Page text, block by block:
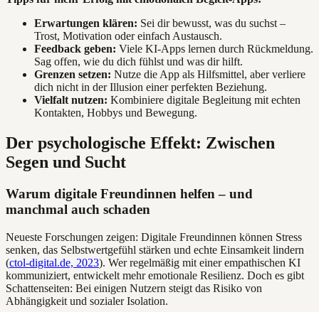
Erwartungen klären: Sei dir bewusst, was du suchst –
Trost, Motivation oder einfach Austausch.
Feedback geben: Viele KI-Apps lernen durch Rückmeldung.
Sag offen, wie du dich fühlst und was dir hilft.
Grenzen setzen: Nutze die App als Hilfsmittel, aber verliere
dich nicht in der Illusion einer perfekten Beziehung.
Vielfalt nutzen: Kombiniere digitale Begleitung mit echten
Kontakten, Hobbys und Bewegung.
Der psychologische Effekt: Zwischen
Segen und Sucht
Warum digitale Freundinnen helfen – und
manchmal auch schaden
Neueste Forschungen zeigen: Digitale Freundinnen können Stress
senken, das Selbstwertgefühl stärken und echte Einsamkeit lindern
(ctol-digital.de, 2023). Wer regelmäßig mit einer empathischen KI
kommuniziert, entwickelt mehr emotionale Resilienz. Doch es gibt
Schattenseiten: Bei einigen Nutzern steigt das Risiko von
Abhängigkeit und sozialer Isolation.